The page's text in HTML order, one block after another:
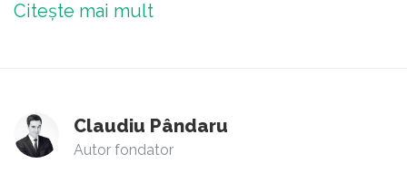
Citește mai mult
Claudiu Pândaru
Autor fondator